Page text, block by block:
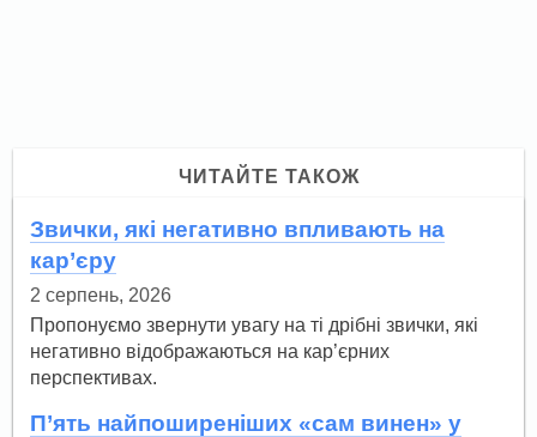
ЧИТАЙТЕ ТАКОЖ
Звички, які негативно впливають на
кар’єру
2 серпень, 2026
Пропонуємо звернути увагу на ті дрібні звички, які
негативно відображаються на кар’єрних
перспективах.
П’ять найпоширеніших «сам винен» у